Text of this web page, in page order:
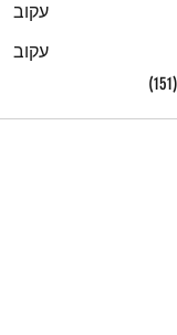
עקוב
עקוב